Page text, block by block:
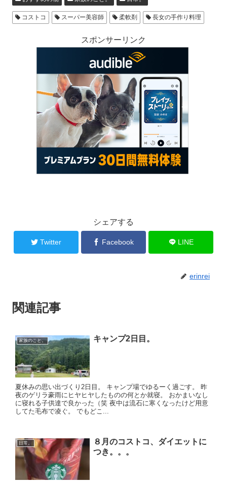
コストコ スーパー美容師 柔軟剤 長女の手作り料理
スポンサーリンク
シェアする
Twitter Facebook LINE
erinrei
関連記事
家族のこと。 キャンプ2日目。
夏休みの思い出づくり2日目。 キャンプ場でゆるーく過ごす。 昨
夜のゲリラ豪雨にヒヤヒヤしたものの何とか就寝。 おかまいなし
に寝れる子供達で良かった（笑 夜中は流石に寒くなったけど用意
してた毛布で凌ぐ。 でもどこ...
日常。
８月のコストコ、ダイエットに
つき。。。